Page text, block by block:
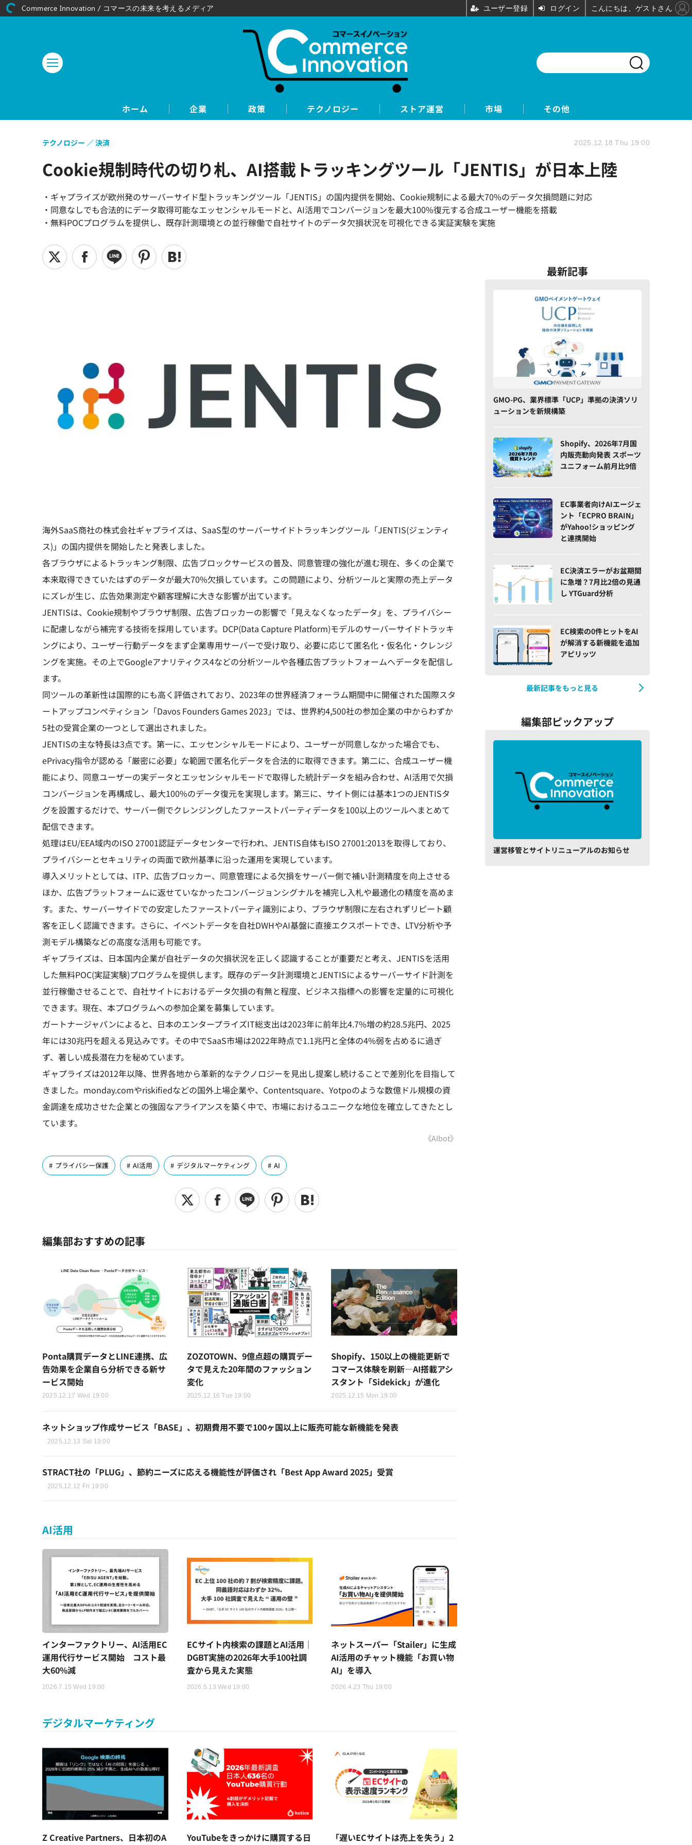
ホーム 企業 政策 テクノロジー ストア運営 市場 その他
Cookie規制時代の切り札、AI搭載トラッキングツール「JENTIS」が日本上陸
・ギャプライズが欧州発のサーバーサイド型トラッキングツール「JENTIS」の国内提供を開始、Cookie規制による最大70%のデータ欠損問題に対応
・同意なしでも合法的にデータ取得可能なエッセンシャルモードと、AI活用でコンバージョンを最大100%復元する合成ユーザー機能を搭載
・無料POCプログラムを提供し、既存計測環境との並行稼働で自社サイトのデータ欠損状況を可視化できる実証実験を実施
テクノロジー 決済 2025.12.18 Thu 19:00
海外SaaS商社の株式会社ギャプライズは、SaaS型のサーバーサイドトラッキングツール「JENTIS(ジェンティ
ス)」の国内提供を開始したと発表しました。
各ブラウザによるトラッキング制限、広告ブロックサービスの普及、同意管理の強化が進む現在、多くの企業で
本来取得できていたはずのデータが最大70%欠損しています。この問題により、分析ツールと実際の売上データ
にズレが生じ、広告効果測定や顧客理解に大きな影響が出ています。
JENTISは、Cookie規制やブラウザ制限、広告ブロッカーの影響で「見えなくなったデータ」を、プライバシー
に配慮しながら補完する技術を採用しています。DCP(Data Capture Platform)モデルのサーバーサイドトラッキ
ングにより、ユーザー行動データをまず企業専用サーバーで受け取り、必要に応じて匿名化・仮名化・クレンジ
ングを実施。その上でGoogleアナリティクス4などの分析ツールや各種広告プラットフォームへデータを配信し
ます。
同ツールの革新性は国際的にも高く評価されており、2023年の世界経済フォーラム期間中に開催された国際スタ
ートアップコンペティション「Davos Founders Games 2023」では、世界約4,500社の参加企業の中からわずか
5社の受賞企業の一つとして選出されました。
JENTISの主な特長は3点です。第一に、エッセンシャルモードにより、ユーザーが同意しなかった場合でも、
ePrivacy指令が認める「厳密に必要」な範囲で匿名化データを合法的に取得できます。第二に、合成ユーザー機
能により、同意ユーザーの実データとエッセンシャルモードで取得した統計データを組み合わせ、AI活用で欠損
コンバージョンを再構成し、最大100%のデータ復元を実現します。第三に、サイト側には基本1つのJENTISタ
グを設置するだけで、サーバー側でクレンジングしたファーストパーティデータを100以上のツールへまとめて
配信できます。
処理はEU/EEA域内のISO 27001認証データセンターで行われ、JENTIS自体もISO 27001:2013を取得しており、
プライバシーとセキュリティの両面で欧州基準に沿った運用を実現しています。
導入メリットとしては、ITP、広告ブロッカー、同意管理による欠損をサーバー側で補い計測精度を向上させる
ほか、広告プラットフォームに返せていなかったコンバージョンシグナルを補完し入札や最適化の精度を高めま
す。また、サーバーサイドでの安定したファーストパーティ識別により、ブラウザ制限に左右されずリピート顧
客を正しく認識できます。さらに、イベントデータを自社DWHやAI基盤に直接エクスポートでき、LTV分析や予
測モデル構築などの高度な活用も可能です。
ギャプライズは、日本国内企業が自社データの欠損状況を正しく認識することが重要だと考え、JENTISを活用
した無料POC(実証実験)プログラムを提供します。既存のデータ計測環境とJENTISによるサーバーサイド計測を
並行稼働させることで、自社サイトにおけるデータ欠損の有無と程度、ビジネス指標への影響を定量的に可視化
できます。現在、本プログラムへの参加企業を募集しています。
ガートナージャパンによると、日本のエンタープライズIT総支出は2023年に前年比4.7%増の約28.5兆円、2025
年には30兆円を超える見込みです。その中でSaaS市場は2022年時点で1.1兆円と全体の4%弱を占めるに過ぎ
ず、著しい成長潜在力を秘めています。
ギャプライズは2012年以降、世界各地から革新的なテクノロジーを見出し提案し続けることで差別化を目指して
きました。monday.comやriskifiedなどの国外上場企業や、Contentsquare、Yotpoのような数億ドル規模の資
金調達を成功させた企業との強固なアライアンスを築く中で、市場におけるユニークな地位を確立してきたとし
ています。
《AIbot》
プライバシー保護 AI活用 デジタルマーケティング AI
編集部おすすめの記事
Ponta購買データとLINE連携、広
告効果を企業自ら分析できる新サ
ービス開始
2025.12.17 Wed 19:00
ZOZOTOWN、9億点超の購買デー
タで見えた20年間のファッション
変化
2025.12.16 Tue 19:00
Shopify、150以上の機能更新で
コマース体験を刷新―AI搭載アシ
スタント「Sidekick」が進化
2025.12.15 Mon 19:00
ネットショップ作成サービス「BASE」、初期費用不要で100ヶ国以上に販売可能な新機能を発表
2025.12.13 Sat 19:00
STRACT社の「PLUG」、節約ニーズに応える機能性が評価され「Best App Award 2025」受賞
2025.12.12 Fri 19:00
AI活用
インターファクトリー、AI活用EC
運用代行サービス開始 コスト最
大60%減
2026.7.15 Wed 19:00
ECサイト内検索の課題とAI活用｜
DGBT実施の2026年大手100社調
査から見えた実態
2026.5.13 Wed 19:00
ネットスーパー「Stailer」に生成
AI活用のチャット機能「お買い物
AI」を導入
2026.4.23 Thu 19:00
デジタルマーケティング
Z Creative Partners、日本初のA
YouTubeをきっかけに購買する日
「遅いECサイトは売上を失う」2
最新記事
GMO-PG、業界標準「UCP」準拠の決済ソリ
ューションを新規構築
Shopify、2026年7月国
内販売動向発表 スポーツ
ユニフォーム前月比9倍
EC事業者向けAIエージェ
ント「ECPRO BRAIN」
がYahoo!ショッピング
と連携開始
EC決済エラーがお盆期間
に急増？7月比2倍の見通
し YTGuard分析
EC検索の0件ヒットをAI
が解消する新機能を追加
アピリッツ
最新記事をもっと見る
編集部ピックアップ
運営移管とサイトリニューアルのお知らせ
Commerce Innovation / コマースの未来を考えるメディア ユーザー登録 ログイン こんにちは、ゲストさん